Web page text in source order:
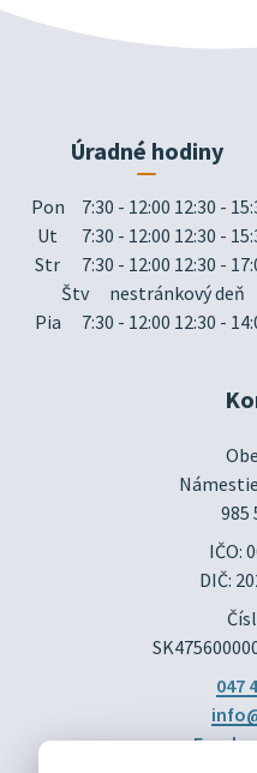
Úradné hodiny
Pon
7:30 - 12:00 12:30 -
Ut
7:30 - 12:00 12:30 -
Str
7:30 - 12:00 12:30 -
Štv
nestránkový deň
Pia
7:30 - 12:00 12:30 -
985
IČO:
DIČ:
047